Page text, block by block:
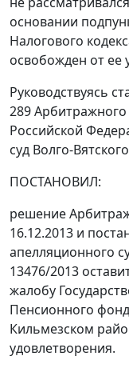
основании
Налогового
освобожден от ее
Руководствуясь
289Арбитражного
Российской
суд Волго-
ПОСТАНОВИЛ:
решение
16.12.2013 и
апелляционного
13476/2013
жалобу
Пенсионного
Кильмезском
удовлетворения.